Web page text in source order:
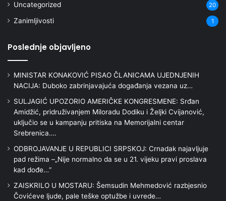
Uncategorized 20
Zanimljivosti 1
Poslednje objavljeno
MINISTAR KONAKOVIĆ PISAO ČLANICAMA UJEDNJENIH
NACIJA: Duboko zabrinjavajuća događanja vezana uz…
SULJAGIĆ UPOZORIO AMERIČKE KONGRESMENE: Srđan
Amidžić, pridruživanjem Miloradu Dodiku i Željki Cvijanović,
uključio se u kampanju pritiska na Memorijalni centar
Srebrenica….
ODBROJAVANJE U REPUBLICI SRPSKOJ: Crnadak najavljuje
pad režima –„Nije normalno da se u 21. vijeku pravi proslava
kad dođe…“
ZAISKRILO U MOSTARU: Šemsudin Mehmedović razbjesnio
Čovićeve ljude, pale teške optužbe i uvrede…